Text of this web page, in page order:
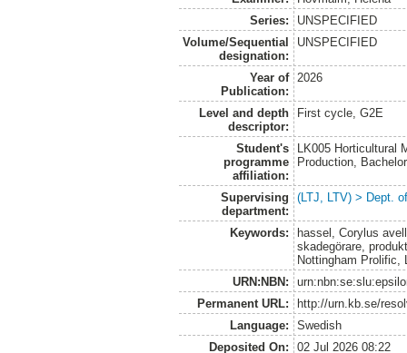
Series:
UNSPECIFIED
Volume/Sequential
designation:
UNSPECIFIED
Year of
Publication:
2026
Level and depth
descriptor:
First cycle, G2E
Student's
programme
affiliation:
LK005 Horticultural
Production,
Supervising
department:
(LTJ, LTV) > Dept.
Keywords:
hassel, Corylus
skadegörare,
Nottingham Prolific,
URN:NBN:
Permanent URL:
http://urn.kb.se/
Language:
Swedish
Deposited On:
02 Jul 2026 08:22